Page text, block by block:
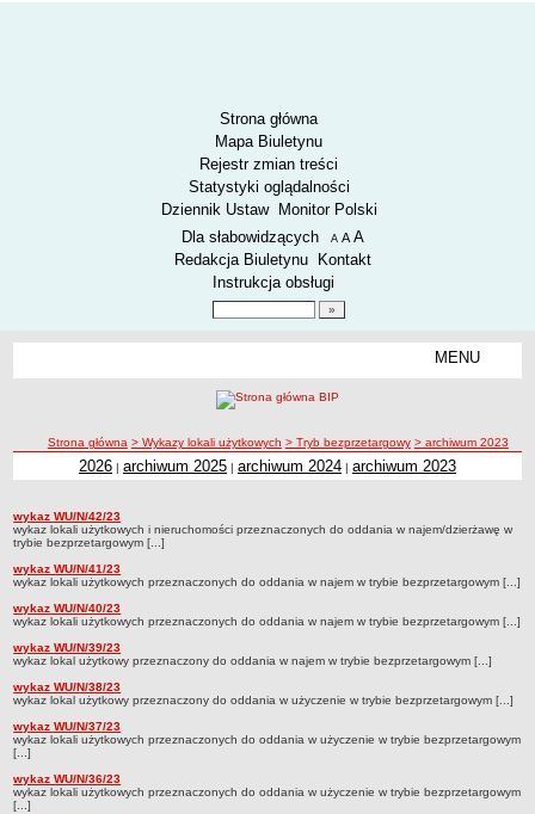
Strona główna
Mapa Biuletynu
Rejestr zmian treści
Statystyki oglądalności
Dziennik Ustaw
Monitor Polski
Menu dodatkowe
Dla słabowidzących A pomniejsz czcionkę
A standardowy rozmiar czcionki
A
Redakcja Biuletynu
Kontakt
Instrukcja obsługi
MENU
SPOSÓB PRZYJMOWANIA I ZAŁATWIANIA SPRAW
SYGNALIŚCI
RODO.
O ZZK
Czym się zajmujemy
Organizacja
Kierownictwo Zarządu Zasobu Komunalnego
Majątek, którym dysponuje ZZK
Deklaracja dostępności
STREFA PRACOWNIKA
nazwa
Co i jak załatwić w BOK-u?
ścieżka nawigacji
Strona główna > Wykazy lokali użytkowych > Tryb bezprzetargowy > archiwum 2023
archiwum 2023
2026 | archiwum 2025 | archiwum 2024 | archiwum 2023
archiwum 2023
wykaz WU/N/42/23
wykaz lokali użytkowych i nieruchomości przeznaczonych do oddania w najem/dzierżawę w
trybie bezprzetargowym [...]
wykaz WU/N/41/23
wykaz lokali użytkowych przeznaczonych do oddania w najem w trybie bezprzetargowym [...]
wykaz WU/N/40/23
wykaz lokali użytkowych przeznaczonych do oddania w najem w trybie bezprzetargowym [...]
wykaz WU/N/39/23
wykaz lokal użytkowy przeznaczony do oddania w najem w trybie bezprzetargowym [...]
wykaz WU/N/38/23
wykaz lokal użytkowy przeznaczony do oddania w użyczenie w trybie bezprzetargowym [...]
wykaz WU/N/37/23
wykaz lokali użytkowych przeznaczonych do oddania w użyczenie w trybie bezprzetargowym
[...]
wykaz WU/N/36/23
wykaz lokali użytkowych przeznaczonych do oddania w użyczenie w trybie bezprzetargowym
[...]